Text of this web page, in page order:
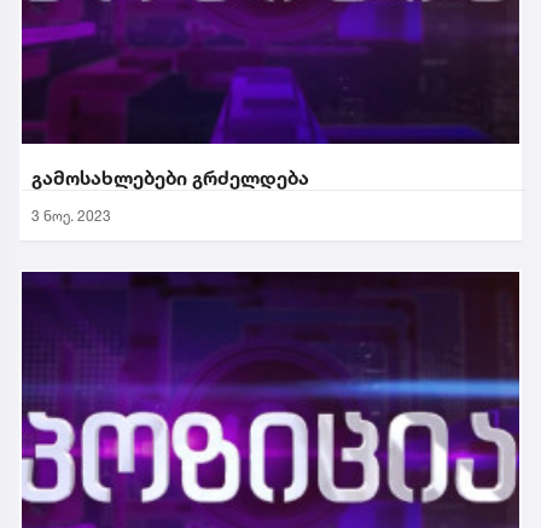
გამოსახლებები გრძელდება
3 ნოე. 2023